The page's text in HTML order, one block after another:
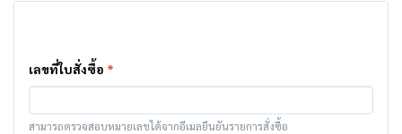
เลขที่ใบสั่งซื้อ *
สามารถตรวจสอบหมายเลขได้จากอีเมลยืนยันรายการสั่งซื้อ